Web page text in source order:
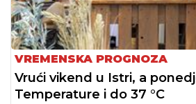
VREMENSKA PROGNOZA
Vrući vikend u Istri, a
Temperature i do 37 °C